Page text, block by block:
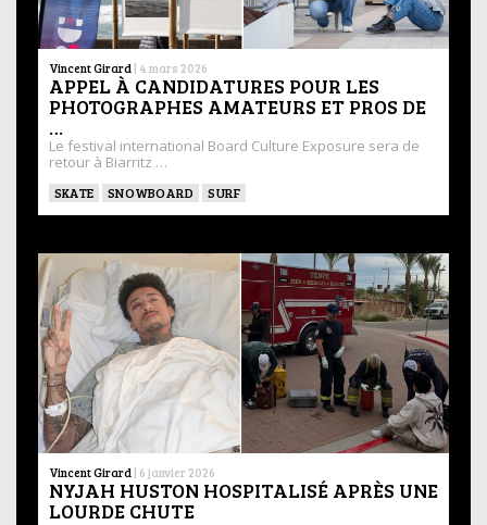
Vincent Girard | 4 mars 2026
APPEL À CANDIDATURES POUR LES
PHOTOGRAPHES AMATEURS ET PROS DE
…
Le festival international Board Culture Exposure sera de
retour à Biarritz …
SKATE SNOWBOARD SURF
Vincent Girard | 6 janvier 2026
NYJAH HUSTON HOSPITALISÉ APRÈS UNE
LOURDE CHUTE